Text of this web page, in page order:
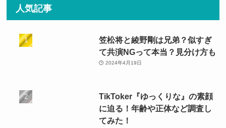
人気記事
笠松将と綾野剛は兄弟？似すぎ
て共演NGって本当？見分け方も
2024年4月19日
TikToker『ゆっくりな』の素顔
に迫る！年齢や正体など調査し
てみた！